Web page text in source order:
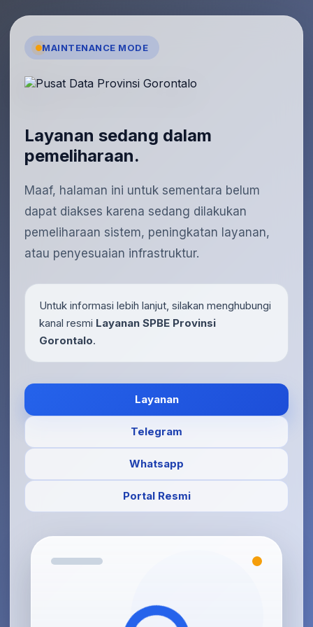
MAINTENANCE MODE
Layanan sedang dalam
pemeliharaan.
Maaf, halaman ini untuk sementara belum
dapat diakses karena sedang dilakukan
pemeliharaan sistem, peningkatan layanan,
atau penyesuaian infrastruktur.
Untuk informasi lebih lanjut, silakan menghubungi
kanal resmi Layanan SPBE Provinsi
Gorontalo.
Layanan
Telegram
Whatsapp
Portal Resmi